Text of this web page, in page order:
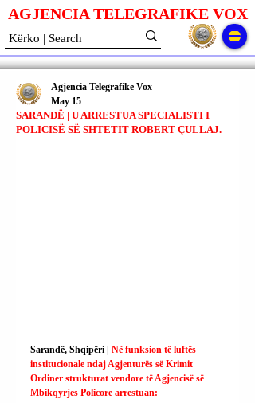
AGJENCIA TELEGRAFIKE VOX
SARANDË | U ARRESTUA SPECIALISTI I
POLICISË SË SHTETIT ROBERT ÇULLAJ.
Agjencia Telegrafike Vox
May 15
Sarandë, Shqipëri | Në funksion të luftës
institucionale ndaj Agjenturës së Krimit
Ordiner strukturat vendore të Agjencisë së
Mbikqyrjes Policore arrestuan: